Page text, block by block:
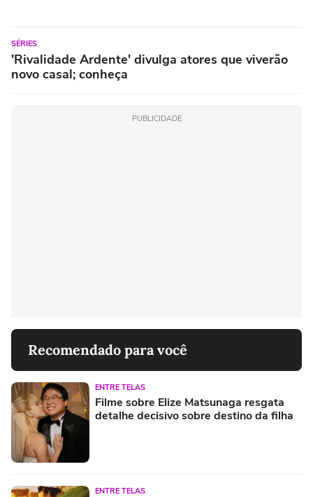
SÉRIES
'Rivalidade Ardente' divulga atores que viverão
novo casal; conheça
PUBLICIDADE
Recomendado para você
ENTRE TELAS
Filme sobre Elize Matsunaga resgata
detalhe decisivo sobre destino da filha
ENTRE TELAS